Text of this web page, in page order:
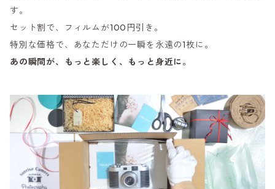
す。
セット割で、フィルムが100円引き。
特別な価格で、あなただけの一瞬を永遠の1枚に。
あの瞬間が、もっと楽しく、もっと身近に。